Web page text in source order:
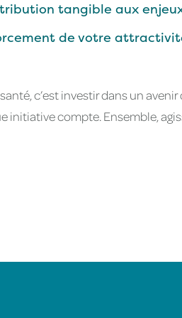
tangible aux
de votre
c’est investir dans un
initiative compte. Ensemble,